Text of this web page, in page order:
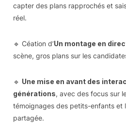
capter des plans rapprochés et
réel.
🔹 Céation d’Un montage en
scène, gros plans sur les
🔹 Une mise en avant des
générations, avec des focus sur
témoignages des petits-enfants et
partagée.